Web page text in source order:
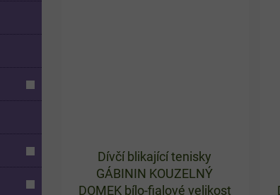
Dívčí blikající tenisky
GÁBININ KOUZELNÝ
DOMEK bílo-fialové velikost